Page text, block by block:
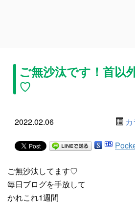
ご無沙汰です！首以
♡
2022.02.06
ご無沙汰してます♡
毎日ブログを手放して
かれこれ1週間